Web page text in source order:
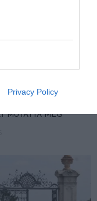
Privacy PolicyÁLL: MOST
MUTATTA MEG